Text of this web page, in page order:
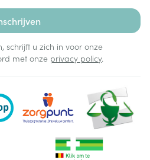
schrijft u zich in voor onze
met onze privacy policy.